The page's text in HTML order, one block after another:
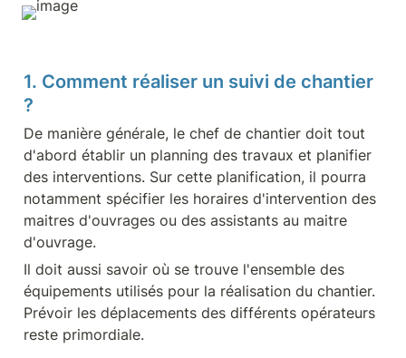
1. Comment réaliser un suivi de chantier
?
De manière générale, le chef de chantier doit tout
d'abord établir un planning des travaux et planifier
des interventions. Sur cette planification, il pourra
notamment spécifier les horaires d'intervention des
maitres d'ouvrages ou des assistants au maitre
d'ouvrage.
Il doit aussi savoir où se trouve l'ensemble des
équipements utilisés pour la réalisation du chantier.
Prévoir les déplacements des différents opérateurs
reste primordiale.